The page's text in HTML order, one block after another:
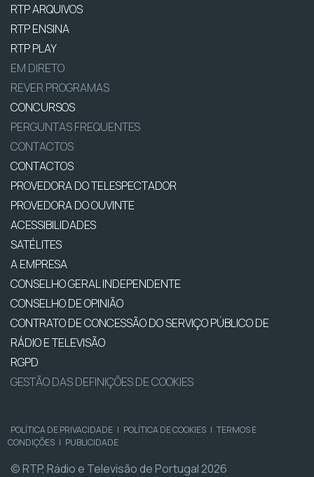
RTP ARQUIVOS
RTP ENSINA
RTP PLAY
EM DIRETO
REVER PROGRAMAS
CONCURSOS
PERGUNTAS FREQUENTES
CONTACTOS
CONTACTOS
PROVEDORA DO TELESPECTADOR
PROVEDORA DO OUVINTE
ACESSIBILIDADES
SATÉLITES
A EMPRESA
CONSELHO GERAL INDEPENDENTE
CONSELHO DE OPINIÃO
CONTRATO DE CONCESSÃO DO SERVIÇO PÚBLICO DE
RÁDIO E TELEVISÃO
RGPD
GESTÃO DAS DEFINIÇÕES DE COOKIES
POLÍTICA DE PRIVACIDADE | POLÍTICA DE COOKIES | TERMOS E
CONDIÇÕES | PUBLICIDADE
© RTP, Rádio e Televisão de Portugal 2026